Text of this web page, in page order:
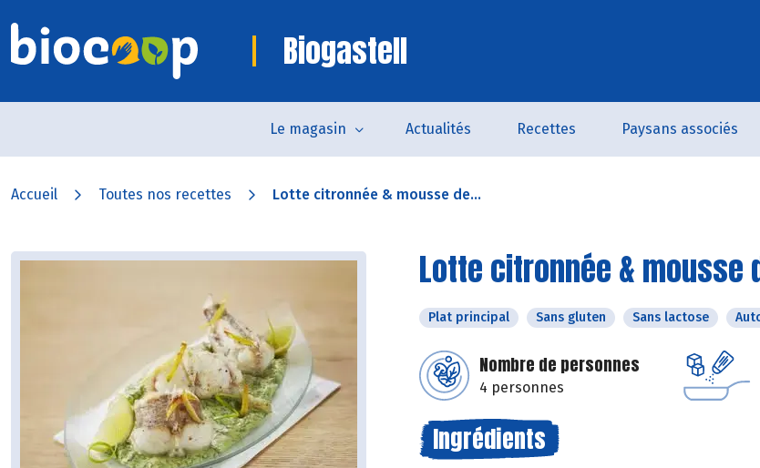
Biogastell
Le magasin Actualités Recettes Paysans associés
Accueil Toutes nos recettes Lotte citronnée & mousse de...
Lotte citronnée & mousse
Plat principal Sans gluten Sans lactose
Nombre de personnes
4 personnes
Ingrédients